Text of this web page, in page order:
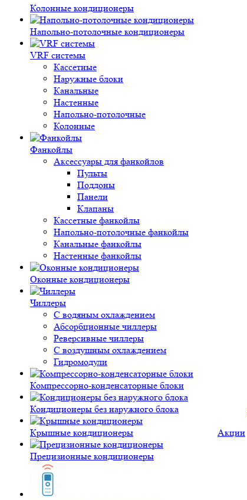
Колонные кондиционеры
Напольно-потолочные кондиционеры
VRF системы
Кассетные
Наружные блоки
Канальные
Настенные
Напольно-потолочные
Колонные
Фанкойлы
Аксессуары для фанкойлов
Пульты
Поддоны
Панели
Клапаны
Кассетные фанкойлы
Напольно-потолочные фанкойлы
Канальные фанкойлы
Настенные фанкойлы
Оконные кондиционеры
Чиллеры
С водяным охлаждением
Абсорбционные чиллеры
Реверсивные чиллеры
С воздушным охлаждением
Гидромодули
Компрессорно-конденсаторные блоки
Кондиционеры без наружного блока
Крышные кондиционеры
Прецизионные кондиционеры
Акции